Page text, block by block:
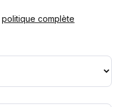
politique complète